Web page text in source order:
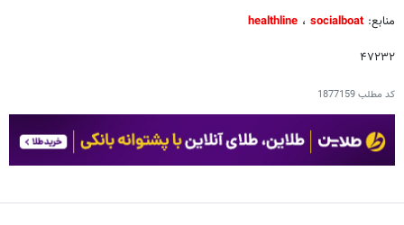
منابع: healthline ، socialboat
۴۷۲۳۲
کد مطلب1877159